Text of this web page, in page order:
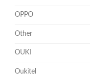
OPPO
Other
OUKI
Oukitel